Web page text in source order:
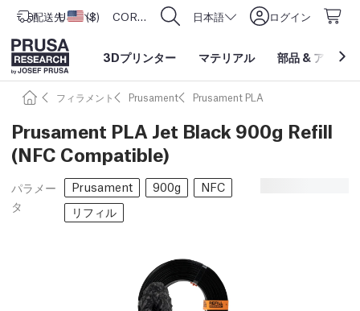
配送先 アメリカ合衆国
USD ($) CORE One L: Now In Stock! 日本語 ログイン
3Dプリンター マテリアル 部品 & アクセ
フィラメント Prusament Prusament PLA
Prusament PLA Jet Black 900g Refill
(NFC Compatible)
パラメー
タ
Prusament 900g
NFC
リフィル